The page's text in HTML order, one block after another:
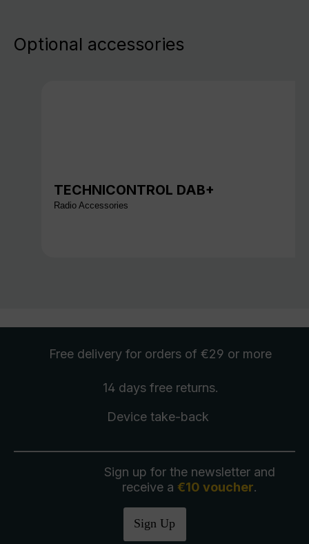
Optional accessories
TECHNICONTROL DAB+
Radio Accessories
Free delivery for orders of €29 or more
14 days free returns.
Device take-back
Sign up for the newsletter and
receive a €10 voucher.
Sign Up